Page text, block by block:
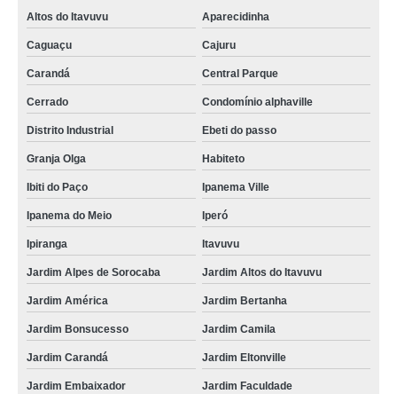
valor de chave automotiva codificada Jardim Magnólias
chave codificada de carro preço Distrito Industrial
chaveiro chave codificada preço Ipanema Ville
valor de chaveiro chave codificada Parque Esmeralda
valor de chave codificada Vila dos Ingleses
empresa de chave codificada carro Jardim Maria Antônia Prado
valor de chave codificada cópia Villa Flora
empresa de chaveiro chave codificada Salto de Pirapora
empresa de chave codificada cópia Jardim Pires de Mello
empresa de conserto de chave codificada Jardim Paulistano
Altos do Itavuvu Aparecidinha
Caguaçu Cajuru
Carandá Central Parque
Cerrado Condomínio alphaville
Distrito Industrial Ebeti do passo
Granja Olga Habiteto
Ibiti do Paço Ipanema Ville
Ipanema do Meio Iperó
Ipiranga Itavuvu
Jardim Alpes de Sorocaba Jardim Altos do Itavuvu
Jardim América Jardim Bertanha
Jardim Bonsucesso Jardim Camila
Jardim Carandá Jardim Eltonville
Jardim Embaixador Jardim Faculdade